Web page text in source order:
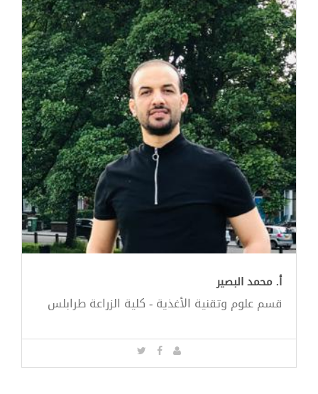
أ. محمد البصير
قسم علوم وتقنية الأغذية - كلية الزراعة طرابلس